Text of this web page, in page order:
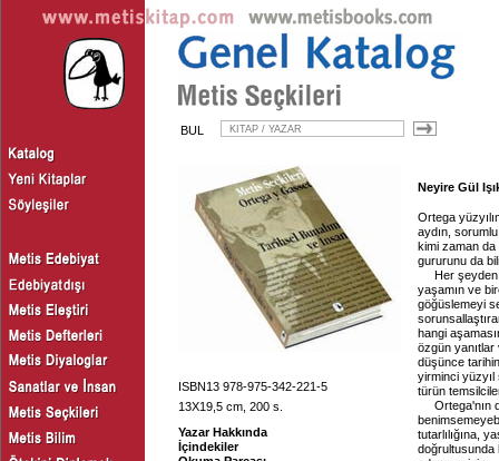
BUL
ISBN13 978-975-342-221-5
13X19,5 cm, 200 s.
Yazar Hakkında
İçindekiler
Neyire Gül
Ortega
aydın,
kimi zaman da
gururunu da
Her şeyden
yaşamın ve
göğüslemeyi
hangi
özgün yanıtlar
düşünce
yirminci yüzyıl
türün
Ortega'nın
tutarlılığına,
doğrultusunda